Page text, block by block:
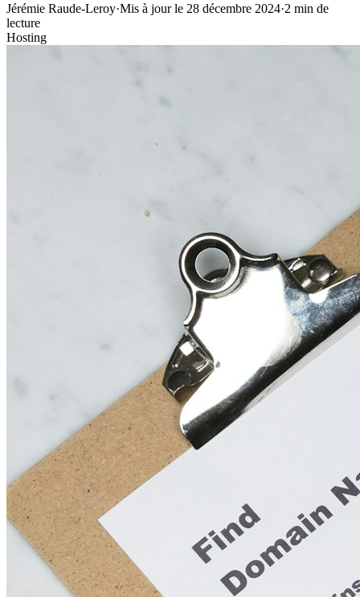
Jérémie Raude-Leroy·Mis à jour le 28 décembre 2024·2 min de
lecture
Hosting